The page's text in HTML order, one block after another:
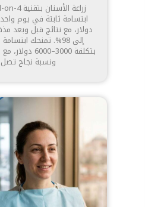
دولار، مع نتائج قبل وبعد
إلى 98%. تمنحك
بتكلفة
ونسبة نجاح تصل